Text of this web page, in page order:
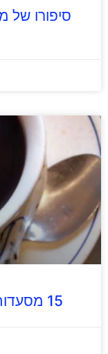
15 מסעדות מומלצות לכווולם בוורשה